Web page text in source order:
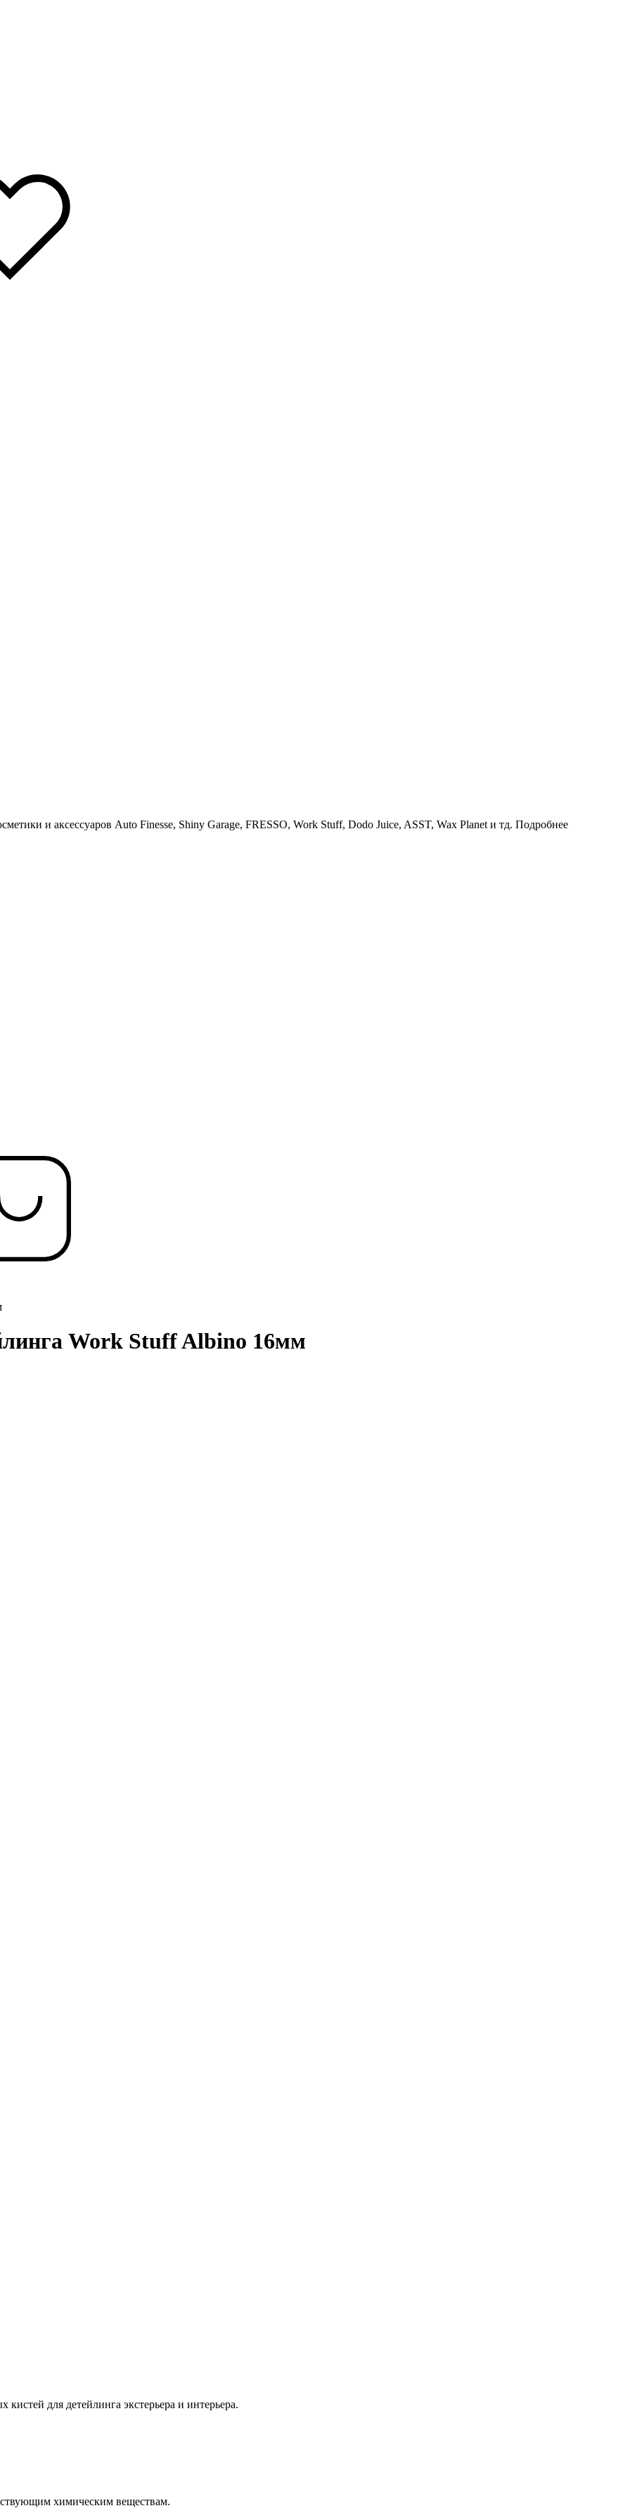
и аксессуаров Auto Finesse, Shiny Garage, FRESSO, Work Stuff, Dodo Juice, ASST, Wax Planet и тд. Подробнее
Work Stuff Albino 16мм
для детейлинга экстерьера и интерьера.
химическим веществам.